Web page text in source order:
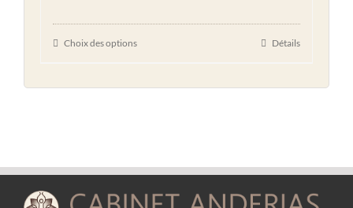
Choix des options Détails